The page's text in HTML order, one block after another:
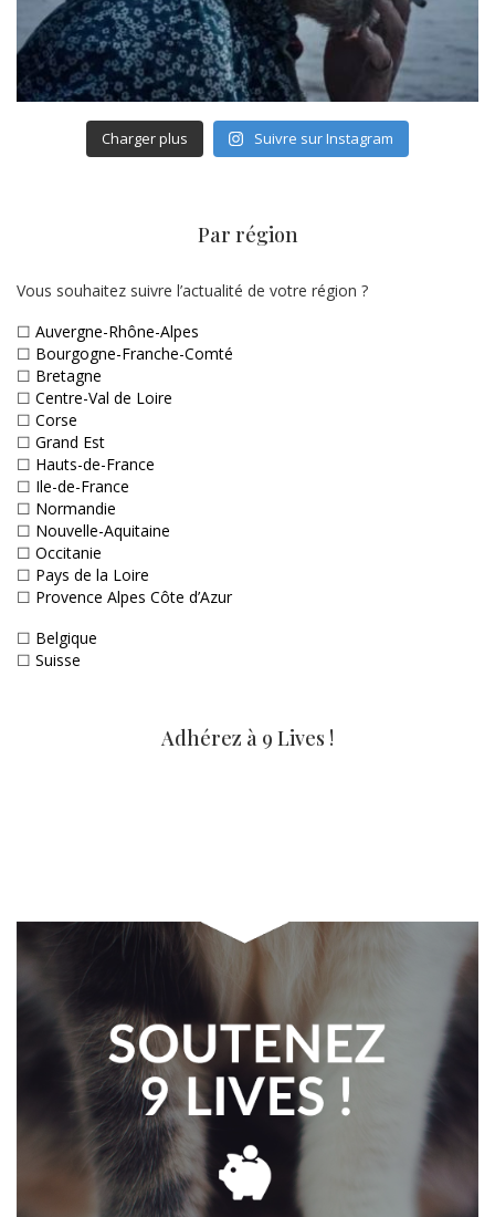
Charger plus Suivre sur Instagram
Par région
Vous souhaitez suivre l’actualité de votre région ?
☐ Auvergne-Rhône-Alpes
☐ Bourgogne-Franche-Comté
☐ Bretagne
☐ Centre-Val de Loire
☐ Corse
☐ Grand Est
☐ Hauts-de-France
☐ Ile-de-France
☐ Normandie
☐ Nouvelle-Aquitaine
☐ Occitanie
☐ Pays de la Loire
☐ Provence Alpes Côte d’Azur
☐ Belgique
☐ Suisse
Adhérez à 9 Lives !